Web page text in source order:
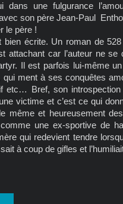
dans une fulgurance
son père Jean-Paul
le père !
bien écrite. Un roman de
attachant car l’auteur ne
Il est parfois lui-même
ment à ses conquêtes
etc… Bref, son introspection
victime et c’est ce qui
même et heureusement
une ex-sportive de
qui redevient tendre
à coup de gifles et